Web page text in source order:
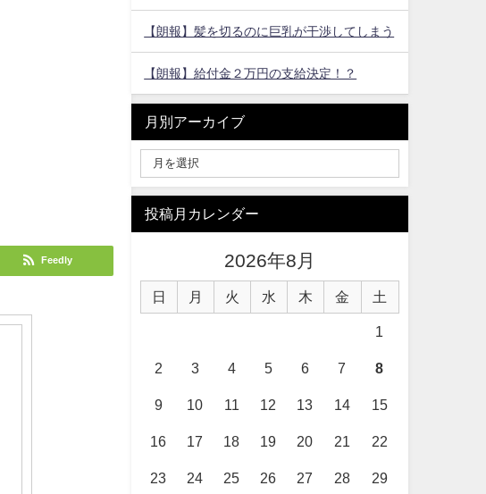
Feedly
【朗報】髪を切るのに巨乳が干渉してしまう
【朗報】給付金２万円の支給決定！？
月別アーカイブ
投稿月カレンダー
2026年8月
日 月 火 水 木 金 土
1
2 3 4 5 6 7 8
9 10 11 12 13 14 15
16 17 18 19 20 21 22
23 24 25 26 27 28 29